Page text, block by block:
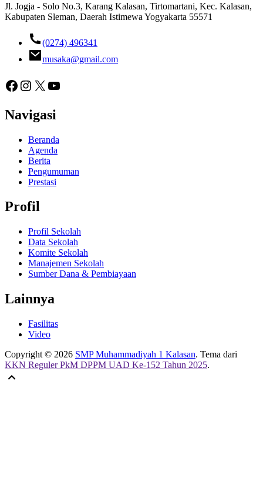
Jl. Jogja - Solo No.3, Karang Kalasan, Tirtomartani, Kec. Kalasan,
Kabupaten Sleman, Daerah Istimewa Yogyakarta 55571
(0274) 496341
musaka@gmail.com
Facebook
Instagram
X YouTube
Navigasi
Beranda
Agenda
Berita
Pengumuman
Prestasi
Profil
Profil Sekolah
Data Sekolah
Komite Sekolah
Manajemen Sekolah
Sumber Dana & Pembiayaan
Lainnya
Fasilitas
Video
Copyright © 2026 SMP Muhammadiyah 1 Kalasan. Tema dari
KKN Reguler PkM DPPM UAD Ke-152 Tahun 2025.